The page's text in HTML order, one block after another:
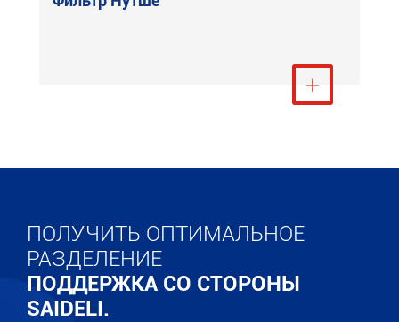
Посмотреть ещё

ПОЛУЧИТЬ ОПТИМАЛЬНОЕ
РАЗДЕЛЕНИЕ
ПОДДЕРЖКА СО СТОРОНЫ
SAIDELI.